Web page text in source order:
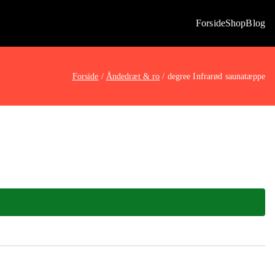
ForsideShopBlog
Forside Åndedræt & ro degree Infrarød saunatæppe